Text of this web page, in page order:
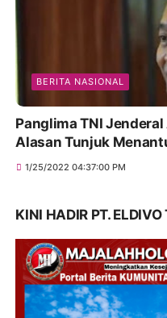
BERITA NASIONAL
Panglima TNI
Alasan Tunjuk
1/25/2022 04:37:00 PM
KINI HADIR PT.